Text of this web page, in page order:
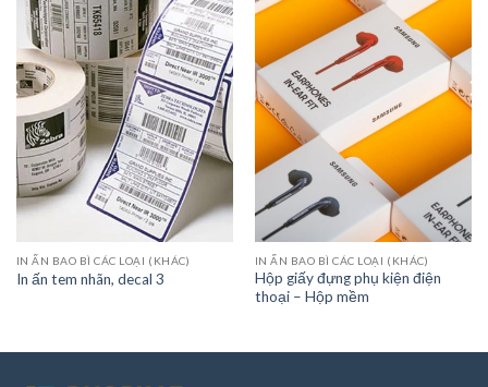
IN ẤN BAO BÌ CÁC LOẠI (KHÁC)
In ấn tem nhãn, decal 3
IN ẤN BAO BÌ CÁC LOẠI (KHÁC)
Hộp giấy đựng phụ kiện điện
thoại – Hộp mềm